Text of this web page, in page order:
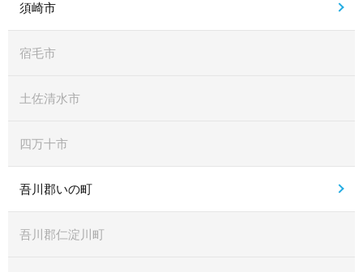
須崎市
宿毛市
土佐清水市
四万十市
吾川郡いの町
吾川郡仁淀川町